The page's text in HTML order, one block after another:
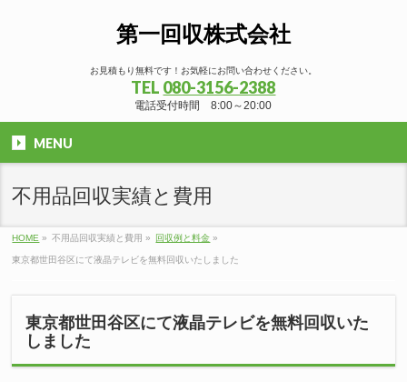
第一回収株式会社
お見積もり無料です！お気軽にお問い合わせください。
TEL 080-3156-2388
電話受付時間 8:00～20:00
MENU
不用品回収実績と費用
HOME » 不用品回収実績と費用 » 回収例と料金 »
東京都世田谷区にて液晶テレビを無料回収いたしました
東京都世田谷区にて液晶テレビを無料回収いた
しました